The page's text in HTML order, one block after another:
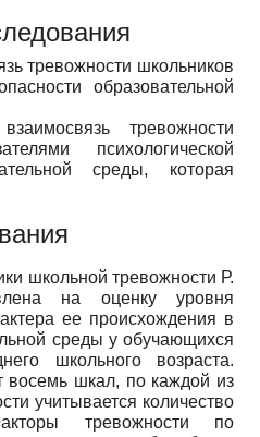
тревожности школьников
образовательной
тревожности
психологической
среды, которая
школьной тревожности Р.
на оценку уровня
ее происхождения в
среды у обучающихся
школьного возраста.
восемь шкал, по каждой из
учитывается количество
тревожности по